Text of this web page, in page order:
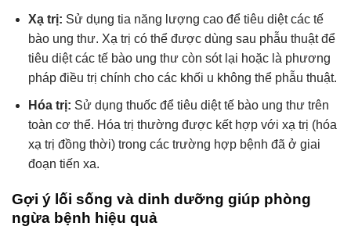
Xạ trị: Sử dụng tia năng lượng cao để tiêu diệt các tế
bào ung thư. Xạ trị có thể được dùng sau phẫu thuật để
tiêu diệt các tế bào ung thư còn sót lại hoặc là phương
pháp điều trị chính cho các khối u không thể phẫu thuật.
Hóa trị: Sử dụng thuốc để tiêu diệt tế bào ung thư trên
toàn cơ thể. Hóa trị thường được kết hợp với xạ trị (hóa
xạ trị đồng thời) trong các trường hợp bệnh đã ở giai
đoạn tiến xa.
Gợi ý lối sống và dinh dưỡng giúp phòng
ngừa bệnh hiệu quả